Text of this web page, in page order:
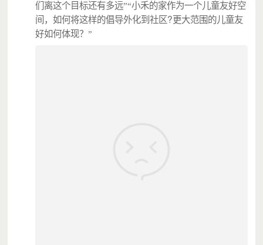
们离这个目标还有多远”“小禾的家作为一个儿童友好空
间，如何将这样的倡导外化到社区?更大范围的儿童友
好如何体现？”